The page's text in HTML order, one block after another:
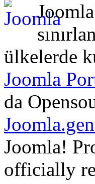
ülkelerde
Joomla
da
Joomla!
officially